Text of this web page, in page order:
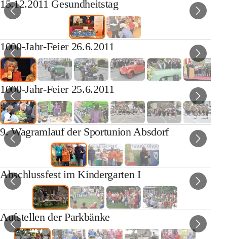
15.12.2011 Gesundheitstag
1000-Jahr-Feier 26.6.2011
1000-Jahr-Feier 25.6.2011
9. Wagramlauf der Sportunion Absdorf
Abschlussfest im Kindergarten I
Aufstellen der Parkbänke